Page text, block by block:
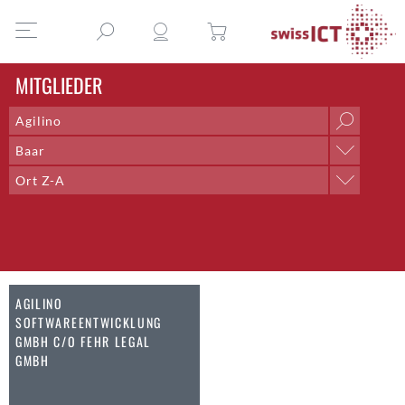
MITGLIEDER
Baar
Ort
Aarau
Altdorf UR
Altendorf
Altstätten SG
Ort Z-A
Sortieren nach
Ort Z-A
AGILINO
SOFTWAREENTWICKLUNG
GMBH C/O FEHR LEGAL
GMBH